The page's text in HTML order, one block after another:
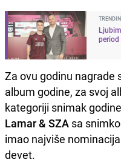
period
Za ovu godinu nagrade
album godine, za svoj
kategoriji snimak
Lamar& SZA sa
imao najviše
devet.